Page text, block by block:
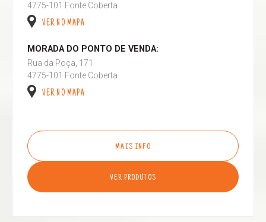
4775-101 Fonte Coberta
VER NO MAPA
MORADA DO PONTO DE VENDA:
Rua da Poça, 171
4775-101 Fonte Coberta
VER NO MAPA
MAIS INFO
VER PRODUTOS